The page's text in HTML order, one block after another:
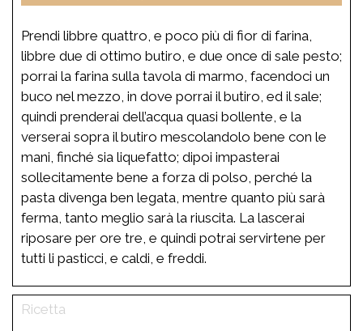
Prendi libbre quattro, e poco più di fior di farina,
libbre due di ottimo butiro, e due once di sale pesto;
porrai la farina sulla tavola di marmo, facendoci un
buco nel mezzo, in dove porrai il butiro, ed il sale;
quindi prenderai dell’acqua quasi bollente, e la
verserai sopra il butiro mescolandolo bene con le
mani, finché sia liquefatto; dipoi impasterai
sollecitamente bene a forza di polso, perché la
pasta divenga ben legata, mentre quanto più sarà
ferma, tanto meglio sarà la riuscita. La lascerai
riposare per ore tre, e quindi potrai servirtene per
tutti li pasticci, e caldi, e freddi.